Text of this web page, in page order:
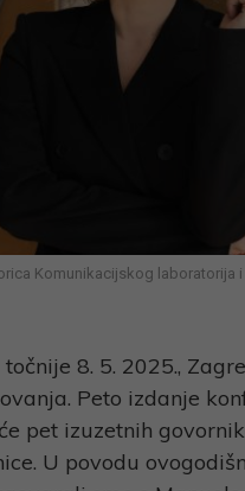
Komunikacijskog laboratorija
8. 5. 2025.,
Peto izdanje
pet izuzetnih
U povodu